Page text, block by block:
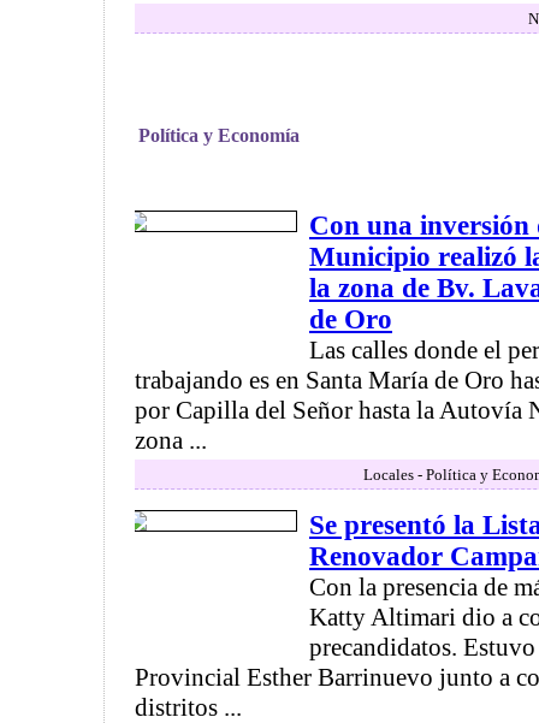
Política y Economía
Con una inversión
Municipio realizó
la zona de Bv.
de Oro
Las calles donde el
trabajando es en Santa María de Oro
por Capilla del Señor hasta la Autovía
zona ...
Locales - Política y
Se presentó la
Renovador
Con la presencia de
Katty Altimari dio a
precandidatos.
Provincial Esther Barrinuevo junto a
distritos ...